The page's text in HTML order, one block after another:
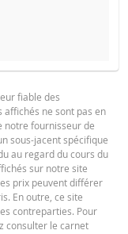
fiable des
affichés ne sont pas en
notre fournisseur de
sous-jacent spécifique
au regard du cours du
sur notre site
prix peuvent différer
En outre, ce site
contreparties. Pour
consulter le carnet